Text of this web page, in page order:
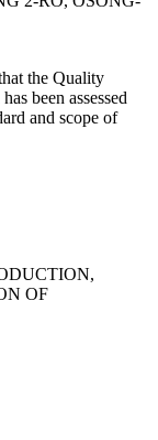
the Quality
been assessed
and scope of
OF